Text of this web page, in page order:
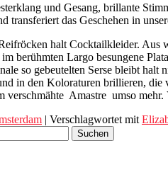
und Gesang, brillante
transferiert das Geschehen in
halt Cocktailkleider.
berühmten Largo besungene
so gebeutelten Serse bleibt halt
in den Koloraturen brillieren, die
verschmähte Amastre umso
| Verschlagwortet mit